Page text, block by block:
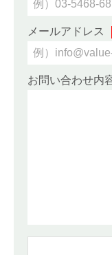
メールアドレス
お問い合わせ内